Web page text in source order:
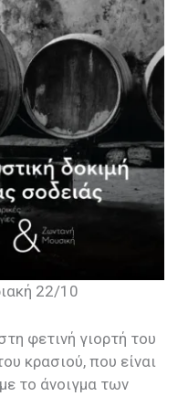
22/10
φετινή γιορτή του
κρασιού, που είναι
το άνοιγμα των